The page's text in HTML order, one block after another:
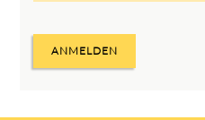
ANMELDEN